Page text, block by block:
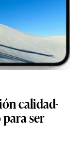
calidad-
ser